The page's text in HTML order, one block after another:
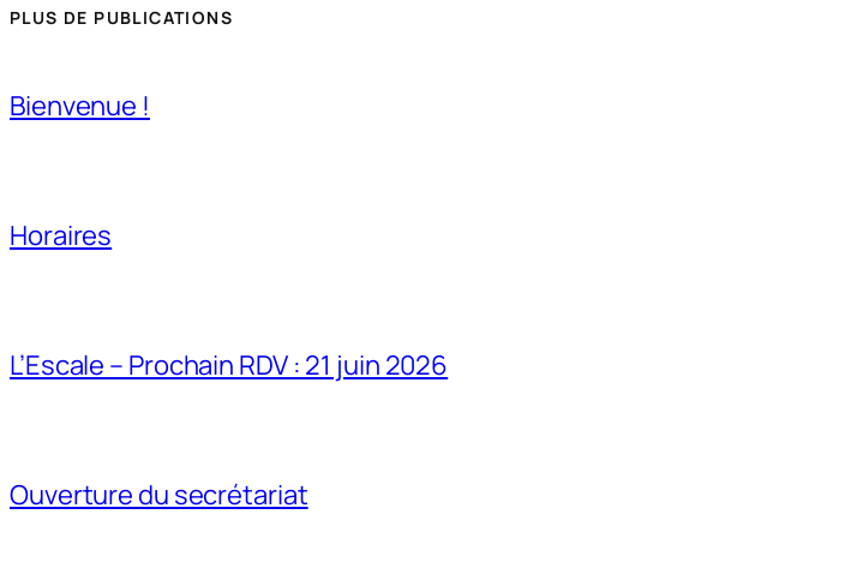
PLUS DE PUBLICATIONS
Bienvenue !
Horaires
L’Escale – Prochain RDV : 21 juin 2026
Ouverture du secrétariat